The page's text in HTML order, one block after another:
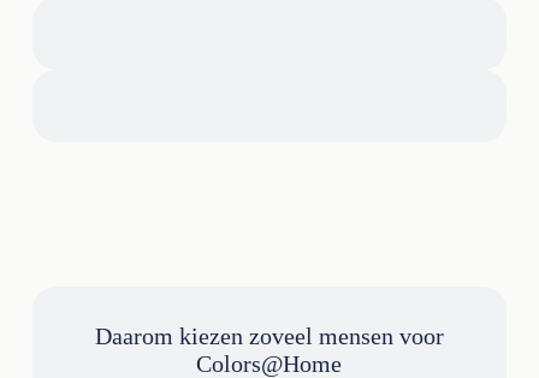
Daarom kiezen zoveel mensen voor
Colors@Home